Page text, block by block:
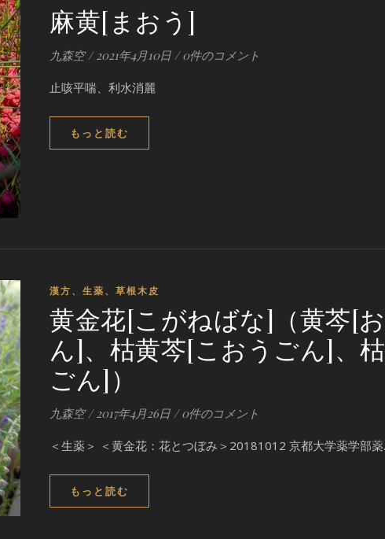
麻黄[まおう]
九森空 / 2021年4月10日 / 0件のコメント
止咳平喘、利水消麗
もっと読む
漢方、生薬、草根木皮
黄金花[こがねばな]（黄芩[
ん]、枯黄芩[こおうごん]、
ごん]）
九森空 / 2017年4月26日 / 0件のコメント
＜生薬＞ ＜黄金花：花とつぼみ＞20181012 京都大学薬学部
もっと読む